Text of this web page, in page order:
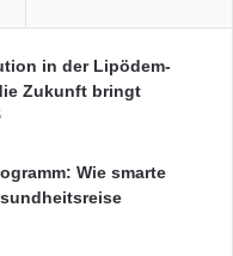
in der Lipödem-
Zukunft bringt
Wie smarte